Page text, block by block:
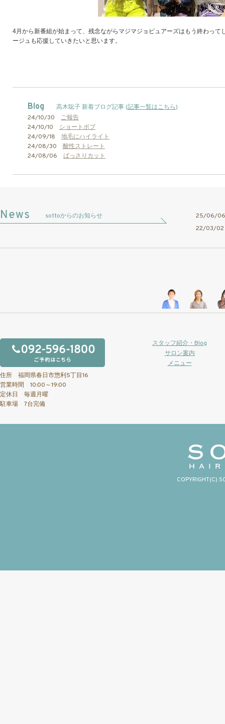
4月から新番組が始まって、残念ながらマジマジョピュアーズはもう終わって
ージュも応援していきたいと思います。
Blog 高木聡子 新着ブログ記事 (記事一覧はこちら)
24/10/30 ご報告
24/10/10 ショートボブ
24/09/18 地毛にハイライト
24/08/30 酸性ストレート
24/08/06 ばっさりカット
sottoからのお知らせ
25/06/
22/03/
住所 福岡県春日市惣利5丁目16
営業時間 10:00～19:00
定休日 毎週月曜
駐車場 7台完備
スタッフ紹介・Blog
サロン案内
メニュー
COPYRIGHT(C)